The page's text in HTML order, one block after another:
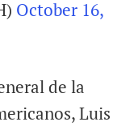
October 16,
de la
Luis